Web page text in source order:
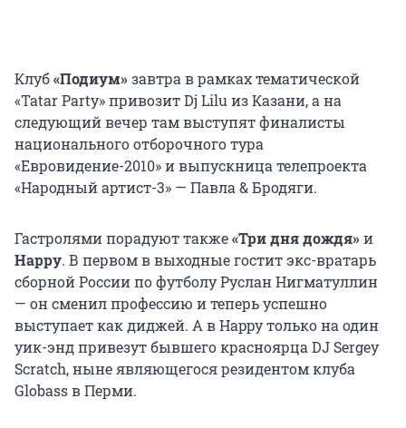
Клуб«Подиум»завтра в рамках тематической
«Tatar Party» привозит Dj Lilu из Казани, а на
следующий вечер там выступят финалисты
национального отборочного тура
«Евровидение-2010» и выпускница телепроекта
«Народный артист-3» — Павла & Бродяги.
Гастролями порадуют также«Три дня дождя»и
Happy. В первом в выходные гостит экс-вратарь
сборной России по футболу Руслан Нигматуллин
— он сменил профессию и теперь успешно
выступает как диджей. А в Happy только на один
уик-энд привезут бывшего красноярца DJ Sergey
Scratch, ныне являющегося резидентом клуба
Globass в Перми.